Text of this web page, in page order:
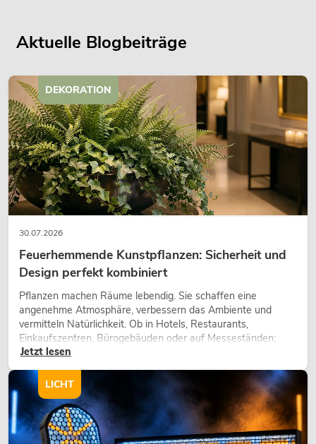
Aktuelle Blogbeiträge
30.07.2026
Feuerhemmende Kunstpflanzen: Sicherheit und
Design perfekt kombiniert
Pflanzen machen Räume lebendig. Sie schaffen eine
angenehme Atmosphäre, verbessern das Ambiente und
vermitteln Natürlichkeit. Ob in Hotels, Restaurants,
Einkaufszentren, Bürogebäuden oder auf Messeständen:
eine hochwertige Begrünung gehört heute längst zum
Jetzt lesen
DEKORATION
LICHT